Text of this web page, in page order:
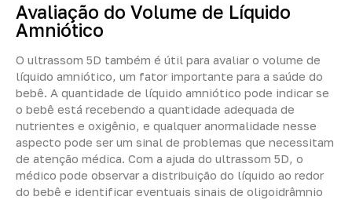
Avaliação do Volume de Líquido
Amniótico
O ultrassom 5D também é útil para avaliar o volume de
líquido amniótico, um fator importante para a saúde do
bebê. A quantidade de líquido amniótico pode indicar se
o bebê está recebendo a quantidade adequada de
nutrientes e oxigênio, e qualquer anormalidade nesse
aspecto pode ser um sinal de problemas que necessitam
de atenção médica. Com a ajuda do ultrassom 5D, o
médico pode observar a distribuição do líquido ao redor
do bebê e identificar eventuais sinais de oligoidrâmnio